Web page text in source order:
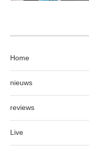
Home
nieuws
reviews
Live